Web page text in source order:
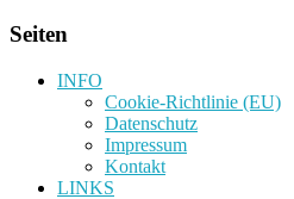
Seiten
INFO
Cookie-Richtlinie (EU)
Datenschutz
Impressum
Kontakt
LINKS